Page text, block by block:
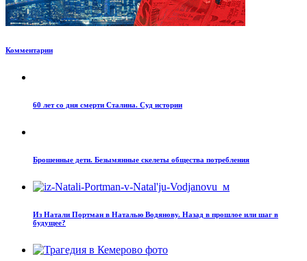
Комментарии
60 лет со дня смерти Сталина. Суд истории
Брошенные дети. Безымянные скелеты общества потребления
Из Натали Портман в Наталью Водянову. Назад в прошлое или шаг в
будущее?